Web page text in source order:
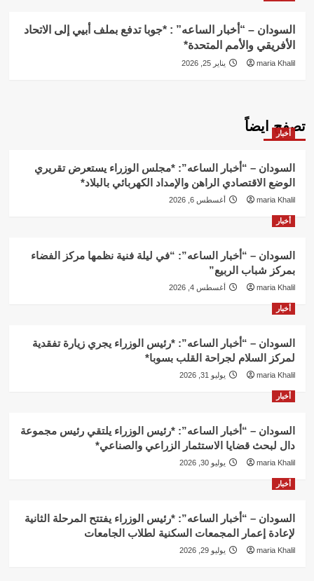
السودان – “أخبار الساعه” : *جوبا تدفع بملف أبيي إلى الاتحاد
الأفريقي والأمم المتحدة*
maria Khalil يناير 25, 2026
تصفح ايضاً
أخبار
السودان – “أخبار الساعه”: *مجلس الوزراء يستعرض تقريري
الوضع الاقتصادي الراهن والإمداد الكهربائي بالبلاد*
maria Khalil أغسطس 6, 2026
أخبار
السودان – “أخبار الساعه”: “في ليلة فنية نظمها مركز الفضاء
بمركز شباب الربيع”
maria Khalil أغسطس 4, 2026
أخبار
السودان – “أخبار الساعه”: *رئيس الوزراء يجري زيارة تفقدية
لمركز السلام لجراحة القلب بسوبا*
maria Khalil يوليو 31, 2026
أخبار
السودان – “أخبار الساعه”: *رئيس الوزراء يلتقي رئيس مجموعة
دال لبحث قضايا الاستثمار الزراعي والصناعي*
maria Khalil يوليو 30, 2026
أخبار
السودان – “أخبار الساعه”: *رئيس الوزراء يفتتح المرحلة الثانية
لإعادة إعمار المجمعات السكنية لطلاب الجامعات
maria Khalil يوليو 29, 2026